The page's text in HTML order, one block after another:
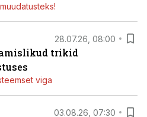
28.07.26, 08:00
trikid
viga
03.08.26, 07:30